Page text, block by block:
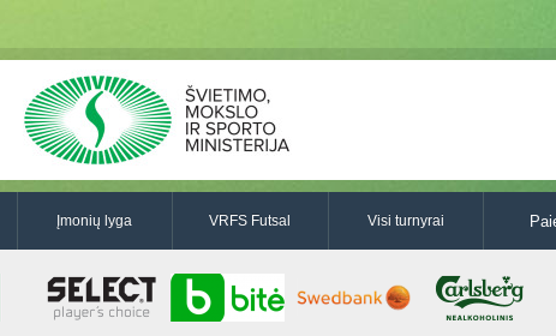
Įmonių lyga VRFS Futsal Visi turnyrai